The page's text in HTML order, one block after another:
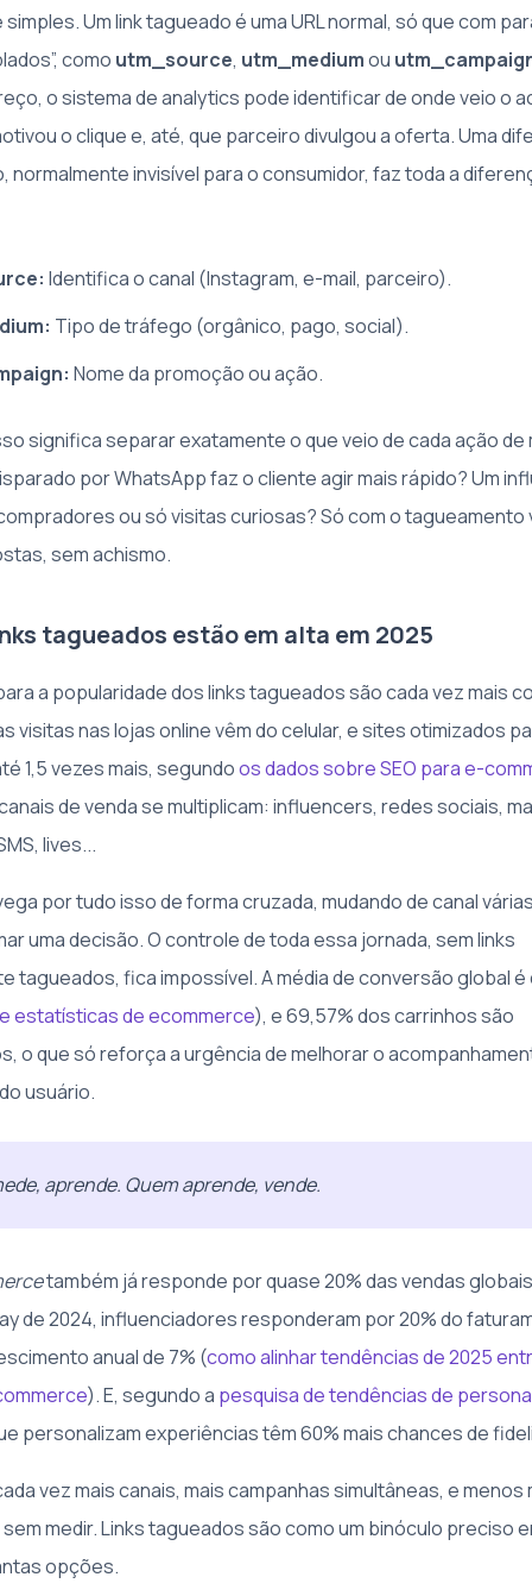
Um link tagueado é uma URL normal, só que com
como utm_source, utm_mediumou
o sistema de analytics pode identificar de onde veio o
o clique e, até, que parceiro divulgou a oferta. Uma
normalmente invisível para o consumidor, faz toda a
Identifica o canal (Instagram, e-mail, parceiro).
Tipo de tráfego (orgânico, pago, social).
Nome da promoção ou ação.
significa separar exatamente o que veio de cada ação de
por WhatsApp faz o cliente agir mais rápido? Um
ou só visitas curiosas? Só com o tagueamento
sem achismo.
tagueados estão em alta em 2025
a popularidade dos links tagueados são cada vez mais
visitas nas lojas online vêm do celular, e sites otimizados
1,5 vezes mais, segundoos dados sobre SEO para e-
de venda se multiplicam: influencers, redes sociais,
lives...
por tudo isso de forma cruzada, mudando de canal
uma decisão. O controle de toda essa jornada, sem links
tagueados, fica impossível. A média de conversão global é
estatísticas de ecommerce), e 69,57% dos carrinhos são
o que só reforça a urgência de melhorar o
usuário.
aprende. Quem aprende, vende.
também já responde por quase 20% das vendas
de 2024, influenciadores responderam por 20% do
anual de 7% (como alinhar tendências de 2025
). E, segundo a pesquisa de tendências de
personalizam experiências têm 60% mais chances de
vez mais canais, mais campanhas simultâneas, e menos
medir. Links tagueados são como um binóculo preciso
opções.